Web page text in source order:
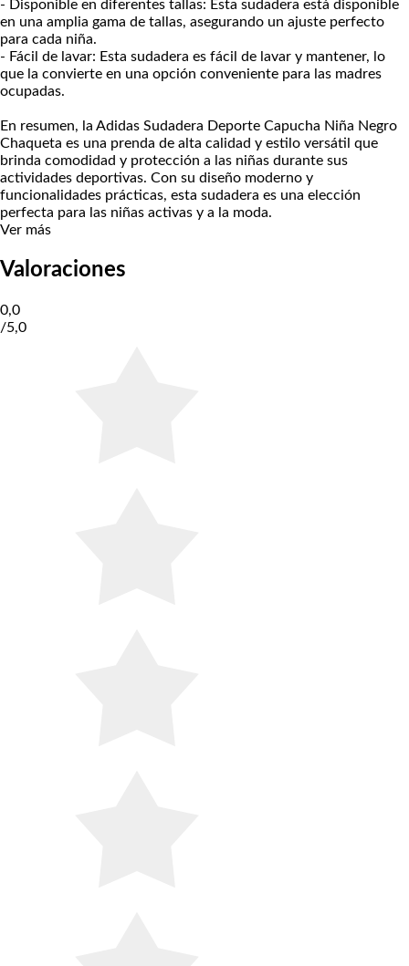
- Disponible en diferentes tallas: Esta sudadera está disponible
en una amplia gama de tallas, asegurando un ajuste perfecto
para cada niña.
- Fácil de lavar: Esta sudadera es fácil de lavar y mantener, lo
que la convierte en una opción conveniente para las madres
ocupadas.
En resumen, la Adidas Sudadera Deporte Capucha Niña Negro
Chaqueta es una prenda de alta calidad y estilo versátil que
brinda comodidad y protección a las niñas durante sus
actividades deportivas. Con su diseño moderno y
funcionalidades prácticas, esta sudadera es una elección
perfecta para las niñas activas y a la moda.
Ver más
Valoraciones
0,0
/5,0